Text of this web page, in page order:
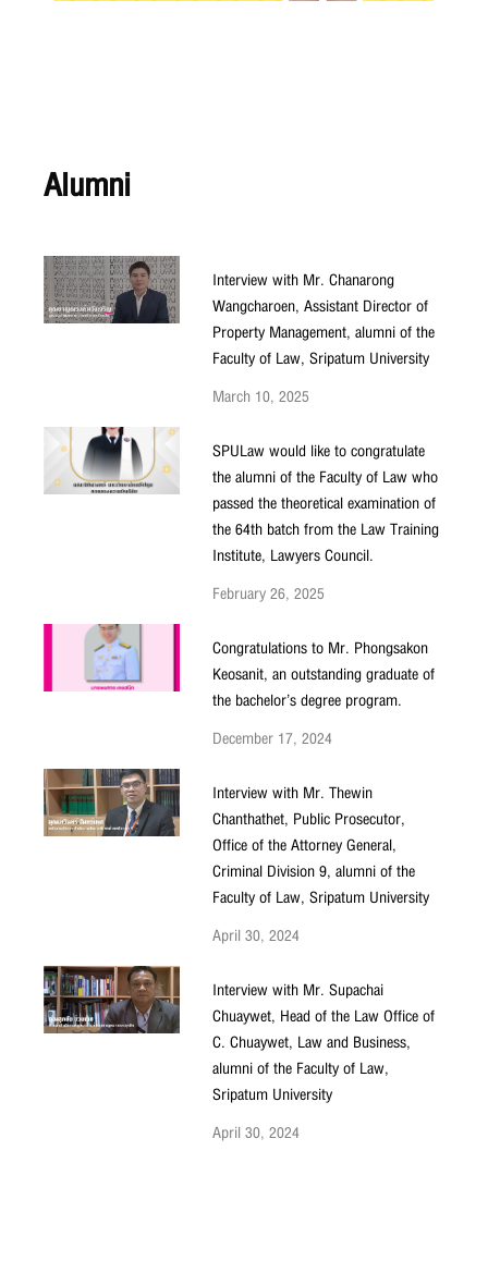
Alumni
Interview with Mr. Chanarong
Wangcharoen, Assistant Director of
Property Management, alumni of the
Faculty of Law, Sripatum University
March 10, 2025
SPULaw would like to congratulate
the alumni of the Faculty of Law who
passed the theoretical examination of
the 64th batch from the Law Training
Institute, Lawyers Council.
February 26, 2025
Congratulations to Mr. Phongsakon
Keosanit, an outstanding graduate of
the bachelor’s degree program.
December 17, 2024
Interview with Mr. Thewin
Chanthathet, Public Prosecutor,
Office of the Attorney General,
Criminal Division 9, alumni of the
Faculty of Law, Sripatum University
April 30, 2024
Interview with Mr. Supachai
Chuaywet, Head of the Law Office of
C. Chuaywet, Law and Business,
alumni of the Faculty of Law,
Sripatum University
April 30, 2024